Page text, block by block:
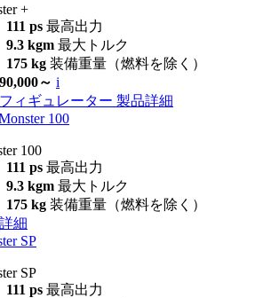
+
111 ps 最高出力
9.3 kgm 最大トルク
175 kg 装備重量（燃料を除く）
～ i
ィギュレーター 製品詳細
100
100
111 ps 最高出力
9.3 kgm 最大トルク
175 kg 装備重量（燃料を除く）
細
SP
SP
111 ps 最高出力